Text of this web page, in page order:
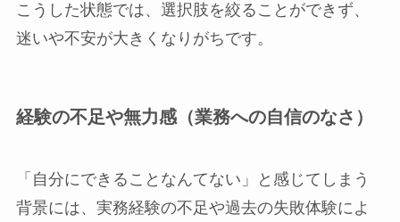
こうした状態では、選択肢を絞ることができず、
迷いや不安が大きくなりがちです。
経験の不足や無力感（業務への自信のなさ）
「自分にできることなんてない」と感じてしまう
背景には、実務経験の不足や過去の失敗体験によ